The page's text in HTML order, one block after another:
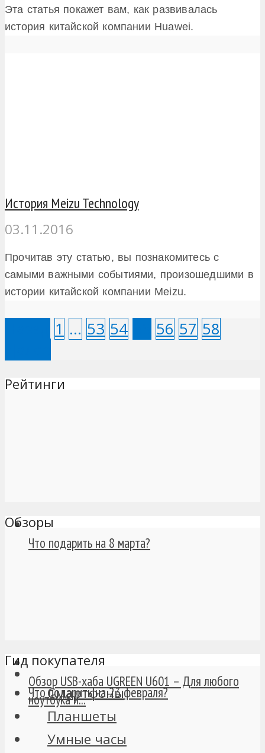
Эта статья покажет вам, как развивалась
история китайской компании Huawei.
История Meizu Technology
03.11.2016
Прочитав эту статью, вы познакомитесь с
самыми важными событиями, произошедшими в
истории китайской компании Meizu.
1 … 53 54 56 57 58
Рейтинги
Что подарить на 8 марта?
Что подарить на 23 февраля?
Обзоры
Обзор USB-хаба UGREEN U601 – Для любого
ноутбука и...
Гид покупателя
Смартфоны
Планшеты
Умные часы